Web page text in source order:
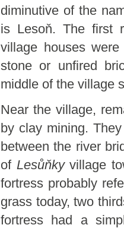
diminutive of the
is Lesoň. The first
village houses
stone or unfired
middle of the village
Near the village,
by clay mining.
between the river
of Lesůňkyvillage
fortress probably
grass today, two
fortress had a